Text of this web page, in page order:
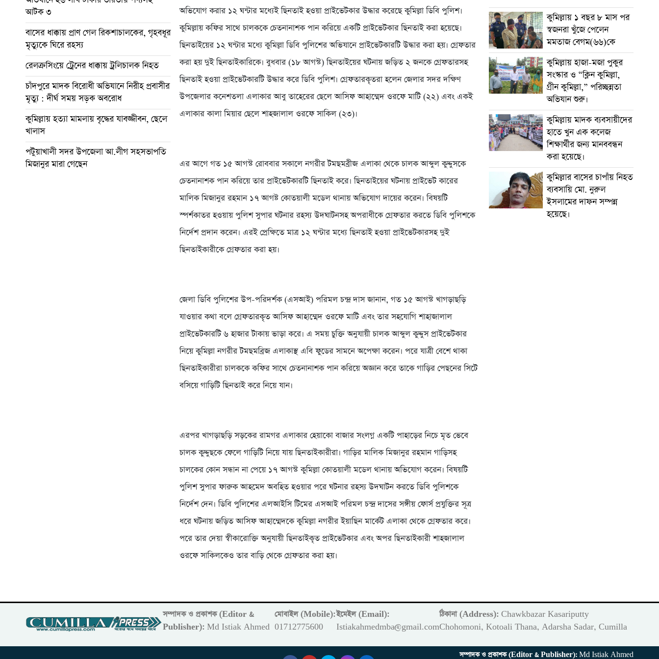
আটক ৩
বাসের ধাক্কায় প্রাণ গেল রিকশাচালকের, গৃহবধূর
মৃত্যুকে ঘিরে রহস্য
রেলক্রসিংয়ে ট্রেনের ধাক্কায় ট্রলিচালক নিহত
চাঁদপুরে মাদক বিরোধী অভিযানে নিরীহ প্রবাসীর
মৃত্যু : দীর্ঘ সময় সড়ক অবরোধ
কুমিল্লায় হত্যা মামলায় বৃদ্ধের যাবজ্জীবন, ছেলে
খালাস
পটুয়াখালী সদর উপজেলা আ.লীগ সহসভাপতি
মিজানুর মারা গেছেন
অভিযোগ করার ১২ ঘন্টার মধ্যেই ছিনতাই হওয়া প্রাইভেটকার উদ্ধার করেছে কুমিল্লা ডিবি পুলিশ।
কুমিল্লায় কফির সাথে চালককে চেতনানাশক পান করিয়ে একটি প্রাইভেটকার ছিনতাই করা হয়েছে।
ছিনতাইয়ের ১২ ঘন্টার মধ্যে কুমিল্লা ডিবি পুলিশের অভিযানে প্রাইভেটকারটি উদ্ধার করা হয়। গ্রেফতার
করা হয় দুই ছিনতাইকারিকে। বুধবার (১৮ আগস্ট) ছিনতাইয়ের ঘটনায় জড়িত ২ জনকে গ্রেফতারসহ
ছিনতাই হওয়া প্রাইভেটকারটি উদ্ধার করে ডিবি পুলিশ। গ্রেফতারকৃতরা হলেন জেলার সদর দক্ষিণ
উপজেলার কনেশতলা এলাকার আবু তাহেরের ছেলে আসিফ আহাম্মেদ ওরফে মাটি (২২) এবং একই
এলাকার কালা মিয়ার ছেলে শাহজালাল ওরফে সাকিল (২৩)।
এর আগে গত ১৫ আগস্ট রোববার সকালে নগরীর টমছমব্রীজ এলাকা থেকে চালক আব্দুল কুদ্দুসকে
চেতনানাশক পান করিয়ে তার প্রাইভেটকারটি ছিনতাই করে। ছিনতাইয়ের ঘটনায় প্রাইভেট কারের
মালিক মিজানুর রহমান ১৭ আগষ্ট কোতয়ালী মডেল থানায় অভিযোগ দায়ের করেন। বিষয়টি
স্পর্শকাতর হওয়ায় পুলিশ সুপার ঘটনার রহস্য উদঘাটনসহ অপরাধীকে গ্রেফতার করতে ডিবি পুলিশকে
নির্দেশ প্রদান করেন। এরই প্রেক্ষিতে মাত্র ১২ ঘন্টার মধ্যে ছিনতাই হওয়া প্রাইভেটকারসহ দুই
ছিনতাইকারীকে গ্রেফতার করা হয়।
জেলা ডিবি পুলিশের উপ-পরিদর্শক (এসআই) পরিমল চন্দ্র দাস জানান, গত ১৫ আগস্ট খাগড়াছড়ি
যাওয়ার কথা বলে গ্রেফতারকৃত আসিফ আহাম্মেদ ওরফে মাটি এবং তার সহযোগি শাহাজালাল
প্রাইভেটকারটি ৬ হাজার টাকায় ভাড়া করে। এ সময় চুক্তি অনুযায়ী চালক আব্দুল কুদ্দুস প্রাইভেটকার
নিয়ে কুমিল্লা নগরীর টমছমব্রিজ এলাকাস্থ এবি ফুডের সামনে অপেক্ষা করেন। পরে যাত্রী বেশে থাকা
ছিনতাইকারীরা চালককে কফির সাথে চেতনানাশক পান করিয়ে অজ্ঞান করে তাকে গাড়ির পেছনের সিটে
বসিয়ে গাড়িটি ছিনতাই করে নিয়ে যান।
এরপর খাগড়াছড়ি সড়কের রামগর এলাকার হেয়াকো বাজার সংলগ্ন একটি পাহাড়ের নিচে মৃত ভেবে
চালক কুদ্দুছকে ফেলে গাড়িটি নিয়ে যায় ছিনতাইকারীরা। গাড়ির মালিক মিজানুর রহমান গাড়িসহ
চালকের কোন সন্ধান না পেয়ে ১৭ আগস্ট কুমিল্লা কোতয়ালী মডেল থানায় অভিযোগ করেন। বিষয়টি
পুলিশ সুপার ফারুক আহমেদ অবহিত হওয়ার পরে ঘটনার রহস্য উদঘাটন করতে ডিবি পুলিশকে
নির্দেশ দেন। ডিবি পুলিশের এলআইসি টিমের এসআই পরিমল চন্দ্র দাসের সঙ্গীয় ফোর্স প্রযুক্তির সূত্র
ধরে ঘটনায় জড়িত আসিফ আহাম্মেদকে কুমিল্লা নগরীর ইয়াছিন মার্কেট এলাকা থেকে গ্রেফতার করে।
পরে তার দেয়া স্বীকারোক্তি অনুযায়ী ছিনতাইকৃত প্রাইভেটকার এবং অপর ছিনতাইকারী শাহজালাল
ওরফে সাকিলকেও তার বাড়ি থেকে গ্রেফতার করা হয়।
কুমিল্লায় ১ বছর ৮ মাস পর
স্বজনরা খুঁজে পেলেন
মমতাজ বেগম(৬৬)কে
কুমিল্লায় হাজা-মজা পুকুর
সংস্কার ও “ক্লিন কুমিল্লা,
গ্রীন কুমিল্লা,” পরিচ্ছন্নতা
অভিযান শুরু।
কুমিল্লায় মাদক ব্যবসায়ীদের
হাতে খুন এক কলেজ
শিক্ষার্থীর জন্য মানববন্ধন
করা হয়েছে।
কুমিল্লার বাসের চাপাঁয় নিহত
ব্যবসায়ি মো. নুরুল
ইসলামের দাফন সম্পন্ন
হয়েছে।
সম্পাদক ও প্রকাশক (Editor &
Publisher): Md Istiak Ahmed
মোবাইল (Mobile):
01712775600
ইমেইল (Email):
Istiakahmedmba@gmail.com
ঠিকানা (Address): Chawkbazar Kasariputty
Chohomoni, Kotoali Thana, Adarsha Sadar, Cumilla
সম্পাদক ও প্রকাশক (Editor & Publisher): Md Istiak Ahmed